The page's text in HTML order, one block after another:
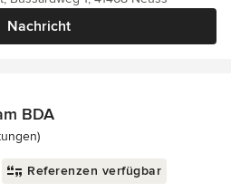
Nachricht
BDA
5 von 5 Sternen
Referenzen verfügbar